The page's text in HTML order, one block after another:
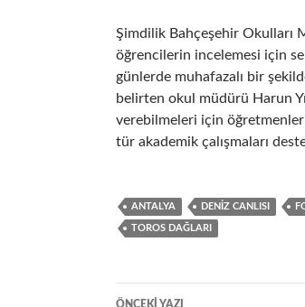
Şimdilik Bahçeşehir Okulları
öğrencilerin incelemesi için
günlerde muhafazalı bir
belirten okul müdürü Harun
verebilmeleri için
tür akademik çalışmaları
ANTALYA DENIZ CANLISI
TOROS DAĞLARI
Yazı
ÖNCEKI YAZI